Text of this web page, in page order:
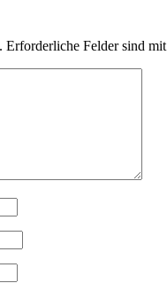
Erforderliche Felder sind mit